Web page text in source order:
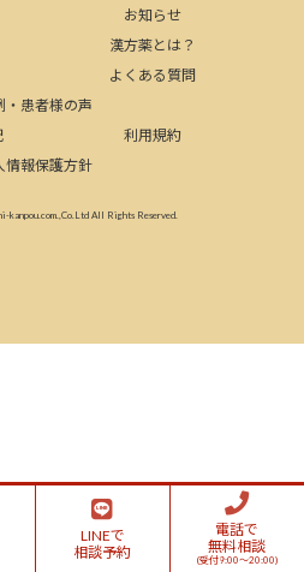
お知らせ
漢方薬とは？
よくある質問
・患者様の声
利用規約
情報保護方針
kanpou.com.,Co.Ltd All Rights Reserved.
LINEで
相談予約
電話で
無料相談
(受付9:00～20:00)